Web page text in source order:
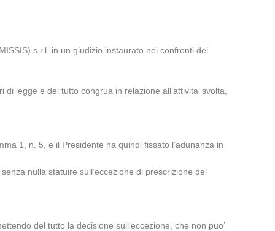
s.r.l. in un giudizio instaurato nei confronti del
legge e del tutto congrua in relazione all’attivita’ svolta,
1, n. 5, e il Presidente ha quindi fissato l’adunanza in
nulla statuire sull’eccezione di prescrizione del
del tutto la decisione sull’eccezione, che non puo’